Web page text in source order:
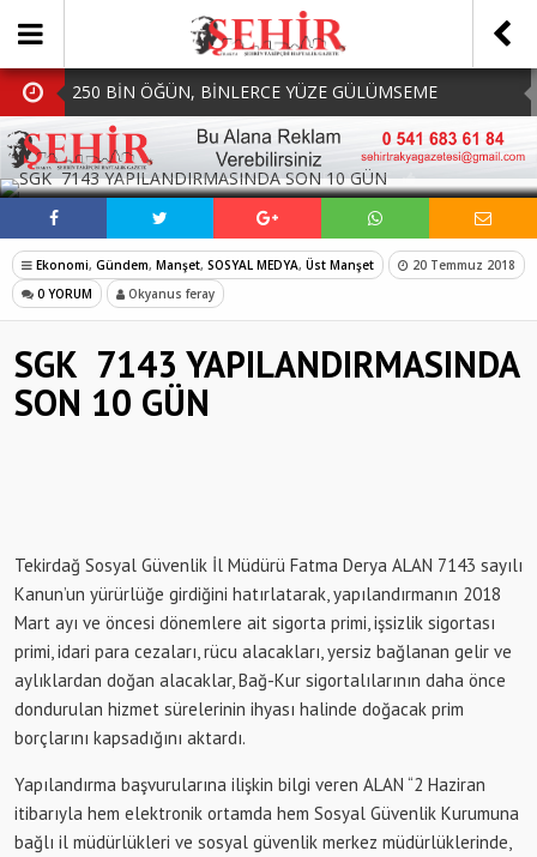
250 BİN ÖĞÜN, BİNLERCE YÜZE GÜLÜMSEME
BAŞKAN MÜGE YILDIZ TOPAK: ‘SOSYAL
BELEDİYECİLİKTE HİÇBİR HEMŞERİMİZİ YALNIZ
BIRAKMIYORUZ!’
MHP Çorlu İlçe Teşkilatında Yeni Dönem Başladı:
Mazbatalar Alındı
Dolu Vurdu, Büyükşehir Üreticiyi Yalnız Bırakmadı
SOFRALARDA BEREKETİ, GÖNÜLLERDE DAYANIŞMAYI
SOSYAL MEDYADA PAYLAŞ
Ekonomi, Gündem, Manşet, SOSYAL MEDYA, Üst Manşet
20 Temmuz 2018
0 YORUM
Okyanus feray
SGK 7143 YAPILANDIRMASINDA
SON 10 GÜN
Tekirdağ Sosyal Güvenlik İl Müdürü Fatma Derya ALAN 7143 sayılı
Kanun’un yürürlüğe girdiğini hatırlatarak, yapılandırmanın 2018
Mart ayı ve öncesi dönemlere ait sigorta primi, işsizlik sigortası
primi, idari para cezaları, rücu alacakları, yersiz bağlanan gelir ve
aylıklardan doğan alacaklar, Bağ-Kur sigortalılarının daha önce
dondurulan hizmet sürelerinin ihyası halinde doğacak prim
borçlarını kapsadığını aktardı.
Yapılandırma başvurularına ilişkin bilgi veren ALAN “2 Haziran
itibarıyla hem elektronik ortamda hem Sosyal Güvenlik Kurumuna
bağlı il müdürlükleri ve sosyal güvenlik merkez müdürlüklerinde,